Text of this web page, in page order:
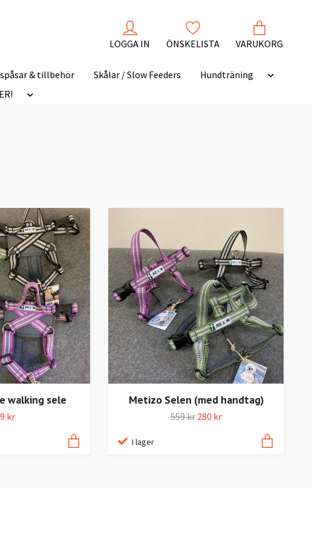
LOGGA IN ÖNSKELISTA VARUKORG
& tillbehör Skålar / Slow Feeders
Hundträning
walking sele
kr
Metizo Selen (med handtag)
559 kr 280 kr
I lager